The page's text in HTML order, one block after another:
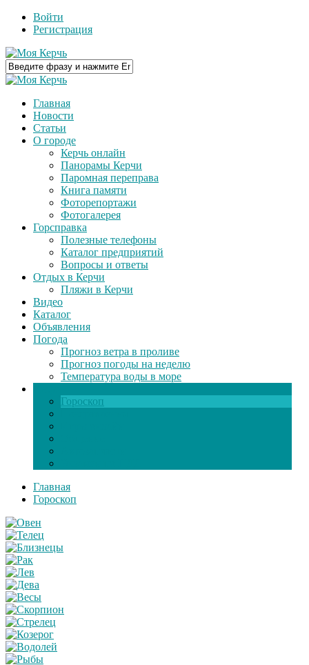
Войти
Регистрация
Главная
Новости
Статьи
О городе
Керчь онлайн
Панорамы Керчи
Паромная переправа
Книга памяти
Фоторепортажи
Фотогалерея
Горсправка
Полезные телефоны
Каталог предприятий
Вопросы и ответы
Отдых в Керчи
Пляжи в Керчи
Видео
Каталог
Объявления
Погода
Прогноз ветра в проливе
Прогноз погоды на неделю
Температура воды в море
Гороскоп
Главная
Гороскоп